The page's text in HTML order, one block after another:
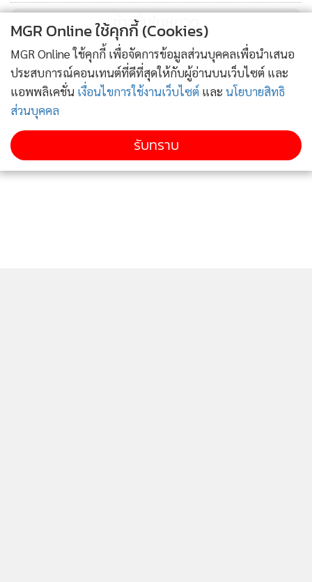
ข่าวอื่นในหมวด
MGR Online ใช้คุกกี้ (Cookies)
MGR Online ใช้คุกกี้ เพื่อจัดการข้อมูลส่วนบุคคลเพื่อนำเสนอ
ประสบการณ์คอนเทนต์ที่ดีที่สุดให้กับผู้อ่านบนเว็บไซต์ และ
แอพพลิเคชั่น เงื่อนไขการใช้งานเว็บไซต์ และ นโยบายสิทธิ
ส่วนบุคคล
รับทราบ